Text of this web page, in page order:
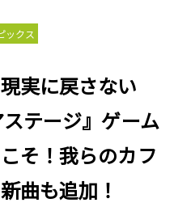
ックス
実に戻さない
テージ』ゲーム
そ！我らのカフ
曲も追加！